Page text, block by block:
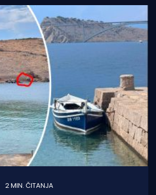
2 MIN. ČITANJA